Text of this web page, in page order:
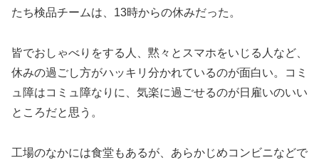
たち検品チームは、13時からの休みだった。
皆でおしゃべりをする人、黙々とスマホをいじる人など、
休みの過ごし方がハッキリ分かれているのが面白い。コミ
ュ障はコミュ障なりに、気楽に過ごせるのが日雇いのいい
ところだと思う。
工場のなかには食堂もあるが、あらかじめコンビニなどで